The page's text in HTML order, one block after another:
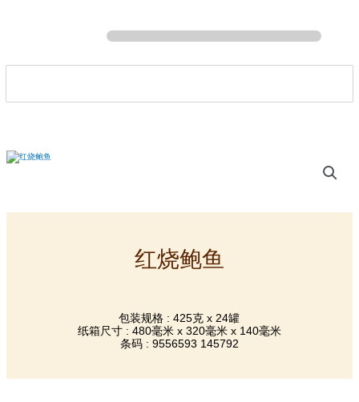
红烧鲍鱼
包装规格 : 425克 x 24罐
纸箱尺寸 : 480毫米 x 320毫米 x 140毫米
条码 : 9556593 145792